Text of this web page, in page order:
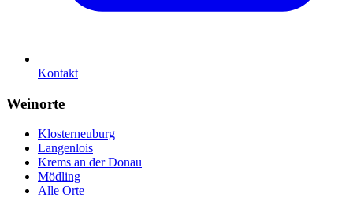
Kontakt
Weinorte
Klosterneuburg
Langenlois
Krems an der Donau
Mödling
Alle Orte